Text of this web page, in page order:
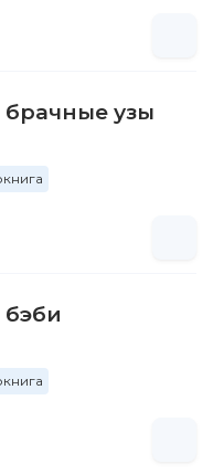
узы